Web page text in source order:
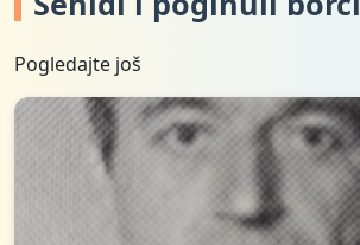
Pogledajte još